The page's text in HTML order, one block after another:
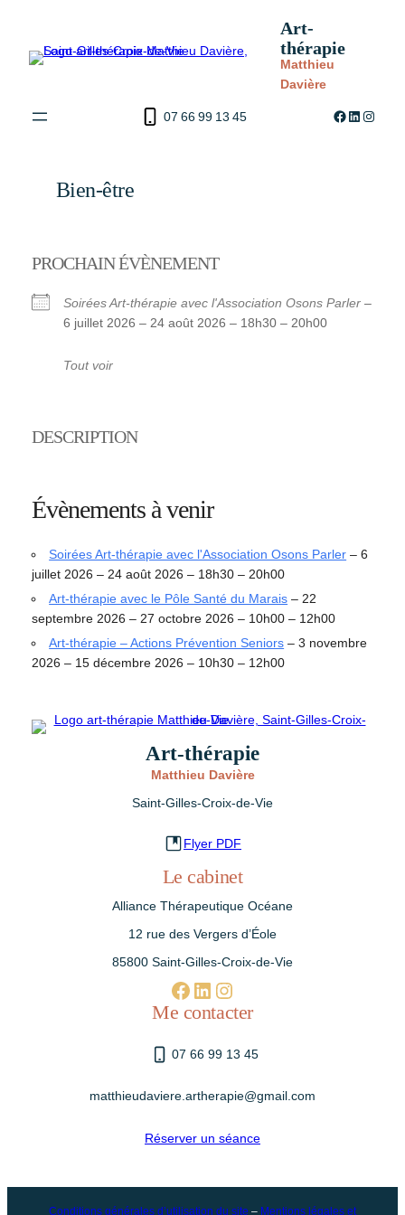
contenu
Art-
thérapie
Matthieu
Davière
07 66 99 13 45 Facebook
LinkedIn
Bien-être
PROCHAIN ÉVÈNEMENT
Soirées Art-thérapie avec l'Association Osons Parler–
6 juillet 2026 – 24 août 2026 – 18h30 – 20h00
Tout voir
DESCRIPTION
Évènements à venir
Soirées Art-thérapie avec l'Association Osons Parler – 6
juillet 2026 – 24 août 2026 – 18h30 – 20h00
Art-thérapie avec le Pôle Santé du Marais – 22
septembre 2026 – 27 octobre 2026 – 10h00 – 12h00
Art-thérapie – Actions Prévention Seniors – 3 novembre
2026 – 15 décembre 2026 – 10h30 – 12h00
Art-thérapie
Matthieu Davière
Saint-Gilles-Croix-de-Vie
Flyer PDF
Le cabinet
Alliance Thérapeutique Océane
12 rue des Vergers d’Éole
85800 Saint-Gilles-Croix-de-Vie
Facebook linkedin.com/in/matthieu-davière-75686b308 Instagram
Me contacter
07 66 99 13 45
matthieudaviere.artherapie@gmail.com
Réserver un séance
Conditions générales d’utilisation du site – Mentions légales et